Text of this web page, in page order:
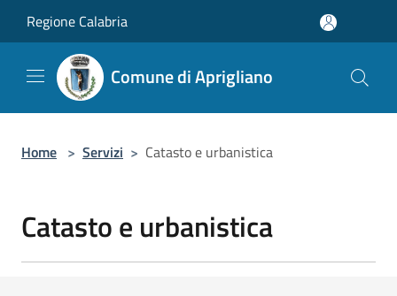
Regione Calabria
Comune di Aprigliano
Home > Servizi > Catasto e urbanistica
Catasto e urbanistica